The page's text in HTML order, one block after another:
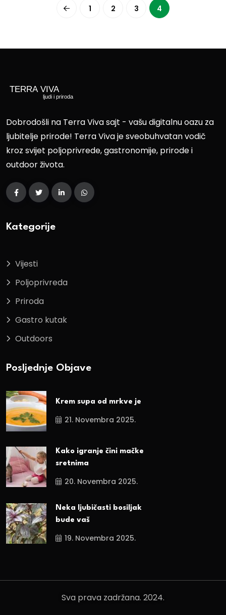
1 2 3 4
Dobrodošli na Terra Viva sajt - vašu digitalnu oazu za
ljubitelje prirode! Terra Viva je sveobuhvatan vodič
kroz svijet poljoprivrede, gastronomije, prirode i
outdoor života.
Kategorije
Vijesti
Poljoprivreda
Priroda
Gastro kutak
Outdoors
Posljednje Objave
Krem supa od mrkve je
21. Novembra 2025.
Kako igranje čini mačke
sretnima
20. Novembra 2025.
Neka ljubičasti bosiljak
bude vaš
19. Novembra 2025.
Sva prava zadržana. 2024.